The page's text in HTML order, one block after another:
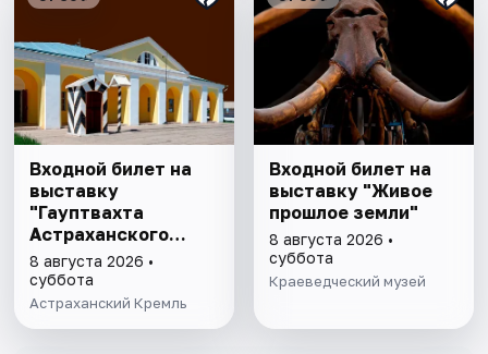
Входной билет на
выставку
"Гауптвахта
Астраханского
гарнизона. XIX в."
8 августа 2026 •
суббота
Астраханский Кремль
Входной билет на
выставку "Живое
прошлое земли"
8 августа 2026 •
суббота
Краеведческий музей